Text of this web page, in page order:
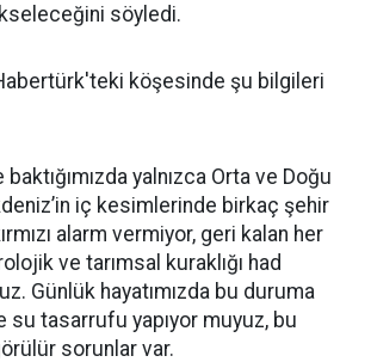
söyledi.
köşesinde şu bilgileri
yalnızca Orta ve Doğu
iç kesimlerinde birkaç şehir
alarm vermiyor, geri kalan her
ve tarımsal kuraklığı had
Günlük hayatımızda bu duruma
su tasarrufu yapıyor muyuz, bu
sorunlar var.